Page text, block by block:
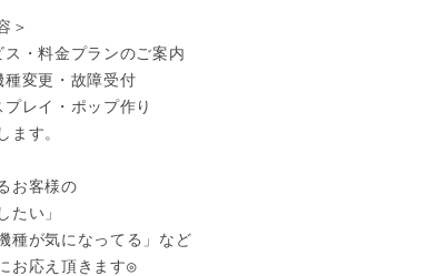
＞
・料金プランのご案内
変更・故障受付
レイ・ポップ作り
ます。
お客様の
たい」
種が気になってる」など
お応え頂きます◎